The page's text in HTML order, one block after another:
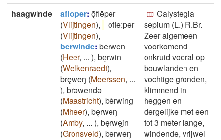
haagwinde
afloper: ǭflēpǝr
(Vlijtingen), - ofle:pər
(Vlijtingen),
berwinde: berwen
(Heer, ... ), beͅrwin
(Welkenraedt),
bręweŋ (Meerssen, ...
), brǝwendǝ
(Maastricht), bèrwing
(Mheer), bęrweŋ
(Amby, ... ), bęrwęi̯n
(Gronsveld), bǝrweŋ
Calystegia
sepium (L.) R.Br.
Zeer algemeen
voorkomend
onkruid vooral op
bouwlanden en
vochtige gronden,
klimmend in
heggen en
dergelijke met een
tot 3 meter lange,
windende, vrijwel